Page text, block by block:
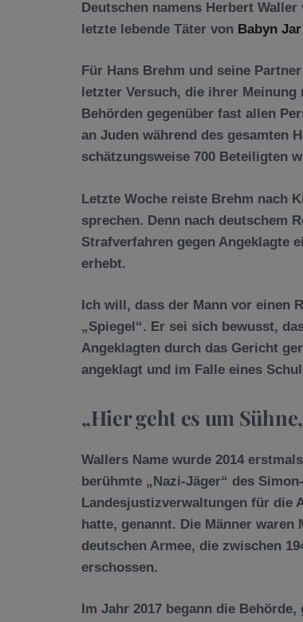
Deutschen namens Herbert
letzte lebende Täter von Babyn Jar
Für Hans Brehm und seine
letzter Versuch, die ihrer
Behörden gegenüber fast allen
an Juden während des gesamten
schätzungsweise 700 Beteiligten
Letzte Woche reiste Brehm nach
sprechen. Denn nach deutschem
Strafverfahren gegen Angeklagte
erhebt.
Ich will, dass der Mann vor einen
„Spiegel“. Er sei sich bewusst,
Angeklagten durch das Gericht
angeklagt und im Falle eines
„Hier geht es um
Wallers Name wurde 2014
berühmte „Nazi-Jäger“ des
Landesjustizverwaltungen für die
hatte, genannt. Die Männer
deutschen Armee, die zwischen
erschossen.
Im Jahr 2017 begann die